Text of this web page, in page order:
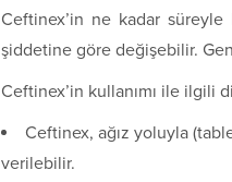
Ceftinex’in ne kadar
şiddetine göre değişebilir.
Ceftinex’in kullanımı ile ilgili
Ceftinex, ağız yoluyla
verilebilir.